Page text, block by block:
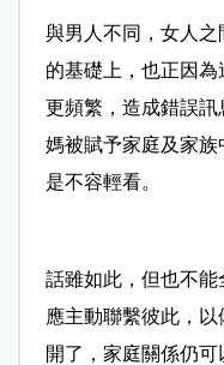
與男人不同，女人
的基礎上，也正因
更頻繁，造成錯誤
媽被賦予家庭及家
是不容輕看。
話雖如此，但也不
應主動聯繫彼此，
開了，家庭關係仍